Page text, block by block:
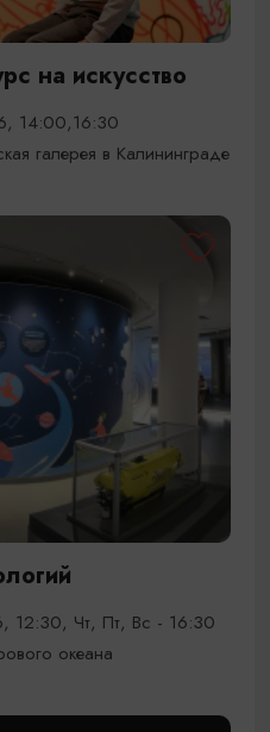
на искусство
14:00,16:30
галерея в Калининграде
12:30, Чт, Пт, Вс - 16:30
океана